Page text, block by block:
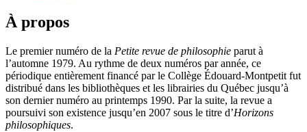
À propos
Le premier numéro de la Petite revue de philosophie parut à
l’automne 1979. Au rythme de deux numéros par année, ce
périodique entièrement financé par le Collège Édouard-Montpetit fut
distribué dans les bibliothèques et les librairies du Québec jusqu’à
son dernier numéro au printemps 1990. Par la suite, la revue a
poursuivi son existence jusqu’en 2007 sous le titre d’Horizons
philosophiques.